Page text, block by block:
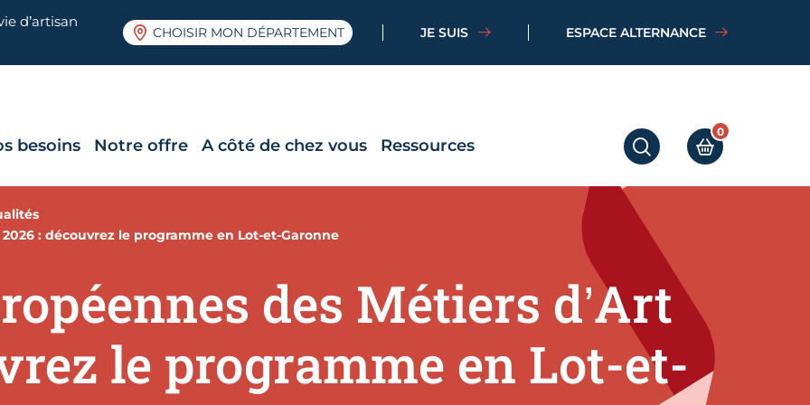
d’artisan
CHOISIR MON DÉPARTEMENT JE SUIS ESPACE ALTERNANCE
RECHERCHERMON PANIER
0
besoins Notre offre A côté de chez vous Ressources
: découvrez le programme en Lot-et-Garonne
des Métiers d’Art
le programme en Lot-et-